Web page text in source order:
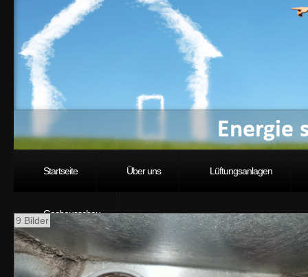
Startseite Über uns Lüftungsanlagen
Gashausschau
9 Bilder